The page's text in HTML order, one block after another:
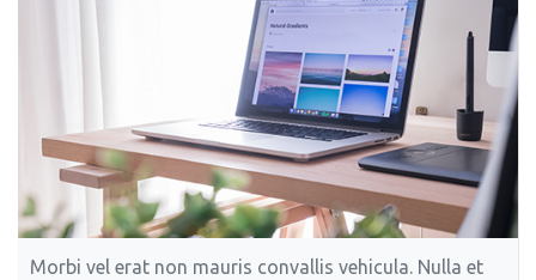
Morbi vel erat non mauris convallis vehicula. Nulla et